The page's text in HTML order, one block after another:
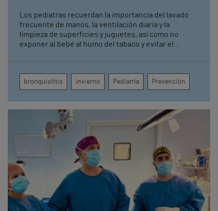
Los pediatras recuerdan la importancia del lavado
frecuente de manos, la ventilación diaria y la
limpieza de superficies y juguetes, así como no
exponer al bebé al humo del tabaco y evitar el
virus respiratorio sincitial y que genera dificultad
respiratoria, especialmente en lactantes pequeños
bronquiolitis invierno Pediatría Prevención